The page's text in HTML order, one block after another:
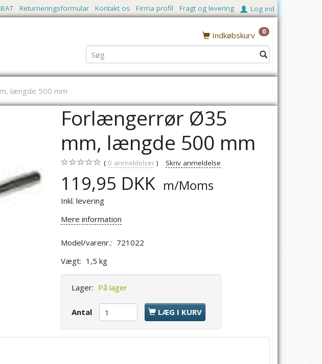
Log ind
Fragt og levering
Firma profil
Kontakt os
Returneringsformular
Indkøbskurv 0
længde 500 mm
Forlængerrør Ø35
mm, længde 500 mm
0 anmeldelser Skriv anmeldelse
119,95 DKK m/Moms
Inkl. levering
Mere information
Model/varenr.: 721022
Vægt: 1,5 kg
Lager: På lager
Antal LÆG I KURV